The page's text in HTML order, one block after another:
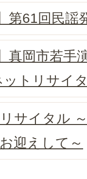
第61回民謡
真岡市若手
ットリサイ
サイタル
迎えして～